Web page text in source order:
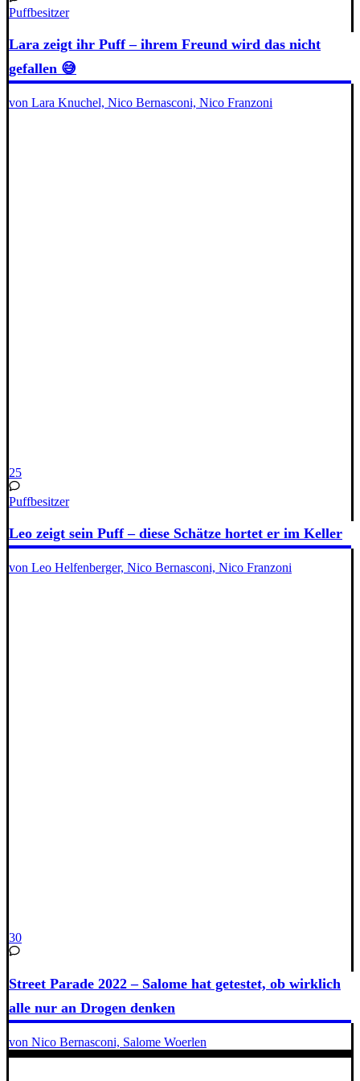
Puffbesitzer
Lara zeigt ihr Puff – ihrem Freund wird das nicht
gefallen 😅
von Lara Knuchel, Nico Bernasconi, Nico Franzoni
25
Puffbesitzer
Leo zeigt sein Puff – diese Schätze hortet er im Keller
von Leo Helfenberger, Nico Bernasconi, Nico Franzoni
30
Street Parade 2022 – Salome hat getestet, ob wirklich
alle nur an Drogen denken
von Nico Bernasconi, Salome Woerlen